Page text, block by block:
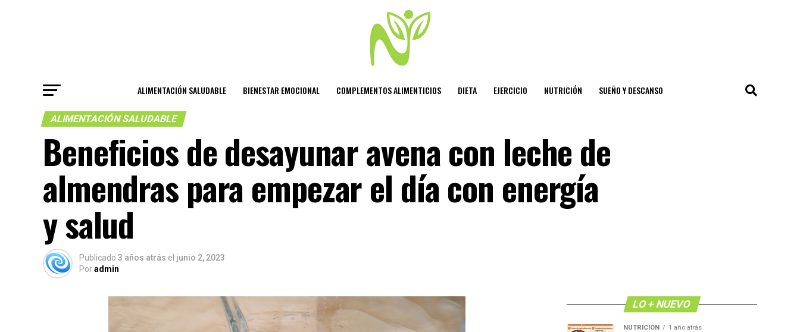
ALIMENTACIÓN SALUDABLE BIENESTAR EMOCIONAL COMPLEMENTOS ALIMENTICIOS DIETA EJERCICIO NUTRICIÓN SUEÑO Y DESCANSO
ALIMENTACIÓN SALUDABLE
Beneficios de desayunar avena con leche de
almendras para empezar el día con energía
y salud
Publicado 3 años atrás el junio 2, 2023
Poradmin
LO + NUEVO
NUTRICIÓN 1 año atrás